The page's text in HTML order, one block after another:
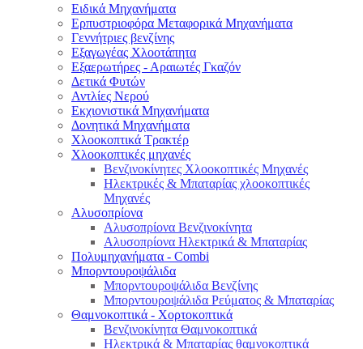
Ειδικά Μηχανήματα
Eρπυστριοφόρα Μεταφορικά Μηχανήματα
Γεννήτριες βενζίνης
Εξαγωγέας Χλοοτάπητα
Εξαερωτήρες - Αραιωτές Γκαζόν
Δετικά Φυτών
Αντλίες Νερού
Εκχιονιστικά Μηχανήματα
Δονητικά Μηχανήματα
Χλοοκοπτικά Τρακτέρ
Χλοοκοπτικές μηχανές
Βενζινοκίνητες Χλοοκοπτικές Μηχανές
Ηλεκτρικές & Μπαταρίας χλοοκοπτικές
Μηχανές
Αλυσοπρίονα
Αλυσοπρίονα Βενζινοκίνητα
Αλυσοπρίονα Ηλεκτρικά & Μπαταρίας
Πολυμηχανήματα - Combi
Μπορντουροψάλιδα
Μπορντουροψάλιδα Βενζίνης
Μπορντουροψάλιδα Ρεύματος & Μπαταρίας
Θαμνοκοπτικά - Χορτοκοπτικά
Βενζινοκίνητα Θαμνοκοπτικά
Ηλεκτρικά & Μπαταρίας θαμνοκοπτικά